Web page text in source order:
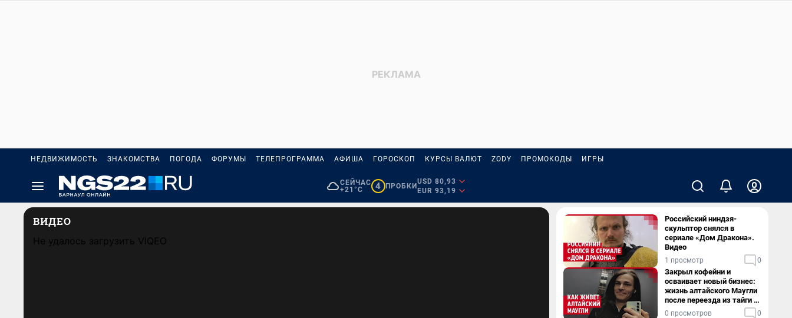
НЕДВИЖИМОСТЬ ЗНАКОМСТВА ПОГОДА ФОРУМЫ ТЕЛЕПРОГРАММА АФИША ГОРОСКОП КУРСЫ ВАЛЮТ ZODY ПРОМОКОДЫ ИГРЫ
СЕЙЧАС
+21°C
4 ПРОБКИ
USD 80,93
EUR 93,19
ВИДЕО
Не удалось загрузить VIQEO
Российский ниндзя-
скульптор снялся в
сериале «Дом Дракона».
Видео
1 просмотр 0
Закрыл кофейни и
осваивает новый бизнес:
жизнь алтайского Маугли
после переезда из тайги в
столицу
0 просмотров 0